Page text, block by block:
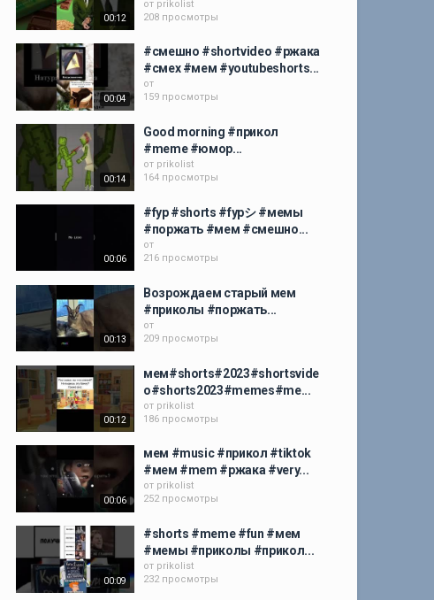
00:12
от prikolist
208 просмотры
00:04
#смешно #shortvideo #ржака
#смех #мем #youtubeshorts...
от
159 просмотры
00:14
Good morning #прикол
#meme #юмор...
от prikolist
164 просмотры
00:06
#fyp #shorts #fypシ #мемы
#поржать #мем #смешно...
от
216 просмотры
00:13
Возрождаем старый мем
#приколы #поржать...
от
209 просмотры
00:12
мем#shorts#2023#shortsvide
o#shorts2023#memes#me...
от prikolist
186 просмотры
00:06
мем #music #прикол #tiktok
#мем #mem #ржака #very...
от prikolist
252 просмотры
00:09
#shorts #meme #fun #мем
#мемы #приколы #прикол...
от prikolist
232 просмотры